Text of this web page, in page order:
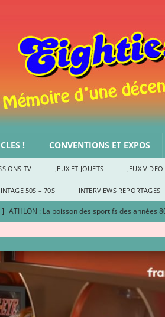
! CONVENTIONS ET EXPOS
TV JEUX ET JOUETS JEUX
50S – 70S INTERVIEWS REPORTAGES
] ATHLON : La boisson des sportifs des années
Le Noël des années 80, par She-Ra
] On a testé : Génération Souvenirs ! le jeu
LA CITROËN CX, par JPB !!
JEUX VIDEO &
Vu qu’on adore les Eighties, on est passés au JT